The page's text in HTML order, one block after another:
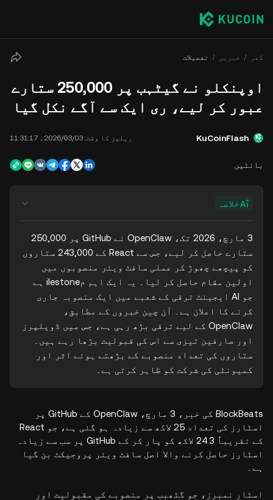
گھر خبریں تفصیلات
اوپنکلو نے گیٹہب پر 250,000 ستارے
عبور کر لیے، ری ایک سے آگے نکل گیا
KuCoinFlash ریلیز کا وقت: 03‏/03‏/2026، 11:31:17
بانٹیں
خلاصہ
کمیونٹی کی شرکت کو ظاہر کرتی ہے۔
BlockBeats کی خبر، 3 مارچ، OpenClaw کے GitHub پر
اسٹارز کی تعداد 25 لاکھ سے زیادہ ہو گئی ہے، جو React
کے تقریباً 24.3 لاکھ کو پار کر کے GitHub پر سب سے زیادہ
اسٹارز حاصل کرنے والا اصل سافٹ ویئر پروجیکٹ بن گیا
ہے۔
اسٹار نمبرز، جو گٹھبب پر منصوبے کی مقبولیت اور